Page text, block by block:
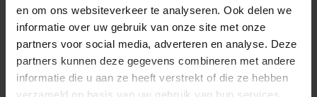
en om ons websiteverkeer te analyseren. Ook delen we
informatie over uw gebruik van onze site met onze
partners voor social media, adverteren en analyse. Deze
partners kunnen deze gegevens combineren met andere
informatie die u aan ze heeft verstrekt of die ze hebben
verzameld op basis van uw gebruik van hun services.
’De drukkleding van Lipoelastic is onmisbaar in